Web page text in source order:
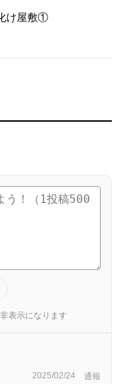
け屋敷①
表示になります
2025/02/24 通報